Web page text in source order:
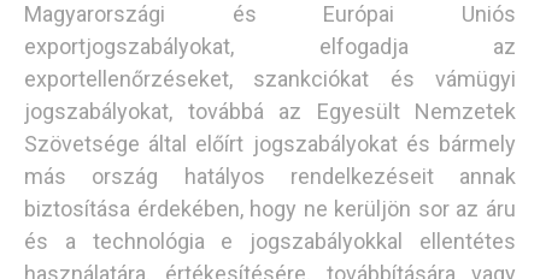
Magyarországi és Európai Uniós
exportjogszabályokat, elfogadja az
exportellenőrzéseket, szankciókat és vámügyi
jogszabályokat, továbbá az Egyesült Nemzetek
Szövetsége által előírt jogszabályokat és bármely
más ország hatályos rendelkezéseit annak
biztosítása érdekében, hogy ne kerüljön sor az áru
és a technológia e jogszabályokkal ellentétes
használatára, értékesítésére, továbbítására vagy